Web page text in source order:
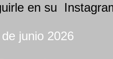
en su
junio 2026